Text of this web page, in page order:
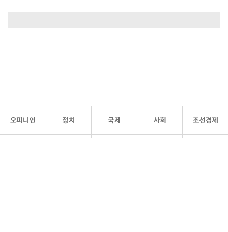
오피니언 정치 국제 사회 조선경제